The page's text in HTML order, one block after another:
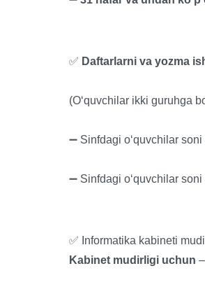
✅ Daftarlarni va yozma
(O‘quvchilar ikki guruhga
➖ Sinfdagi o‘quvchilar soni
➖ Sinfdagi o‘quvchilar soni
✅ Informatika kabineti
Kabinet mudirligi uchun